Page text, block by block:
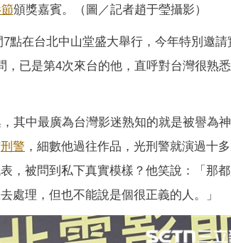
頒獎嘉賓。（圖／記者趙于瑩攝影）
點在台北中山堂盛大舉行，今年特別邀
已是第4次來台的他，直呼對台灣很熟
其中最廣為台灣影迷熟知的就是被譽為
刑警 ，細數他過往作品，光刑警就演過十
，被問到私下真實模樣？他笑說：「那
處理，但也不能說是個很正義的人。」